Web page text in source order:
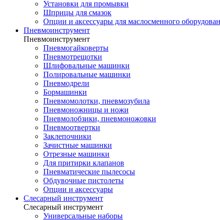
Установки для промывки
Шприцы для смазок
Опции и аксессуары для маслосменного
Пневмоинструмент
Пневмоинструмент
Пневмогайковерты
Пневмотрещотки
Шлифовальные машинки
Полировальные машинки
Пневмодрели
Бормашинки
Пневмомолотки, пневмозубила
Пневмоножницы и ножи
Пневмолобзики, пневмоножовки
Пневмоотвертки
Заклепочники
Зачистные машинки
Отрезные машинки
Для притирки клапанов
Пневматические пылесосы
Обдувочные пистолеты
Опции и аксессуары
Слесарный инструмент
Слесарный инструмент
Универсальные наборы